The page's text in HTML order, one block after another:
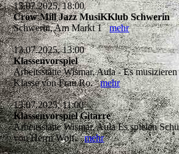
15.07.2025, 18:00
Crow Mill Jazz MusiKKlub Schwerin
Schwerin, Am Markt 1mehr
13.07.2025, 13:00
Klassenvorspiel
Arbeitsstätte Wismar, Aula - Es
Klasse von Frau Ro.mehr
13.07.2025, 11:00
Klassenvorspiel Gitarre
Arbeitsstätte Wismar, Aula Es spielen
von Herrn Wolf.mehr